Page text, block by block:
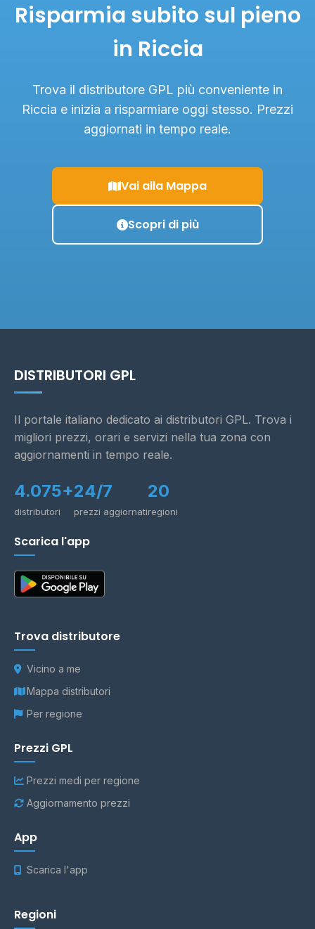
Risparmia subito sul pieno
in Riccia
Trova il distributore GPL più conveniente in
Riccia e inizia a risparmiare oggi stesso. Prezzi
aggiornati in tempo reale.
Vai alla Mappa
Scopri di più
DISTRIBUTORI GPL
Il portale italiano dedicato ai distributori GPL. Trova i
migliori prezzi, orari e servizi nella tua zona con
aggiornamenti in tempo reale.
4.075+
distributori
24/7
prezzi aggiornati
20
regioni
Scarica l'app
Trova distributore
Vicino a me
Mappa distributori
Per regione
Prezzi GPL
Prezzi medi per regione
Aggiornamento prezzi
App
Scarica l'app
Regioni